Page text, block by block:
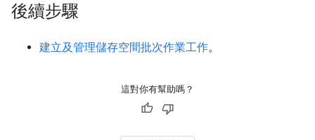
後續步驟
建立及管理儲存空間批次作業工作。
這對你有幫助嗎？